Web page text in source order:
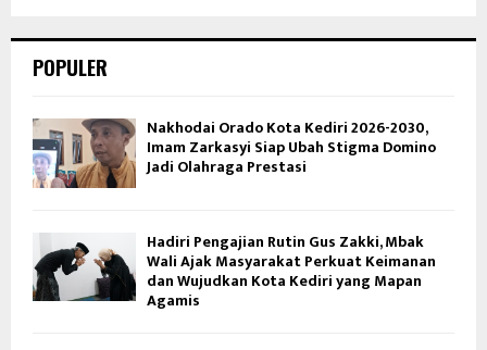
POPULER
Nakhodai Orado Kota Kediri 2026-2030,
Imam Zarkasyi Siap Ubah Stigma Domino
Jadi Olahraga Prestasi
Hadiri Pengajian Rutin Gus Zakki, Mbak
Wali Ajak Masyarakat Perkuat Keimanan
dan Wujudkan Kota Kediri yang Mapan
Agamis